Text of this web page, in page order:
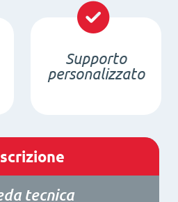
Supporto
personalizzato
tecnica